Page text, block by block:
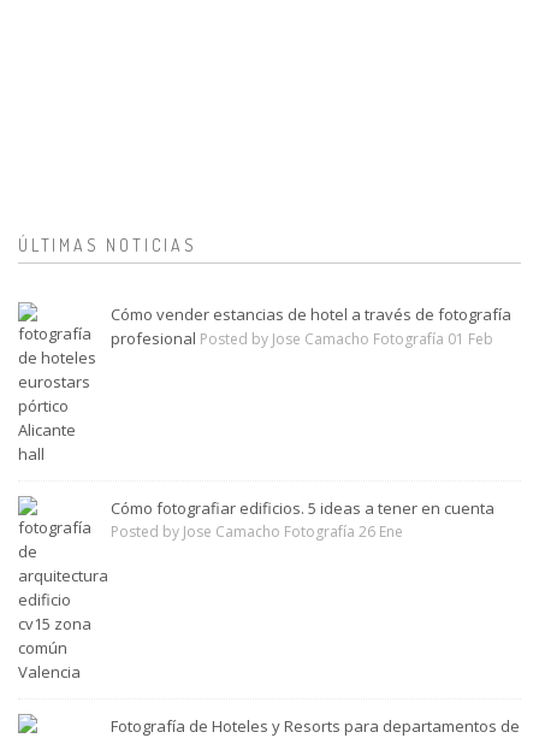
ÚLTIMAS NOTICIAS
Cómo vender estancias de hotel a través de fotografía
profesional Posted by Jose Camacho Fotografía 01 Feb
Cómo fotografiar edificios. 5 ideas a tener en cuenta
Posted by Jose Camacho Fotografía 26 Ene
Fotografía de Hoteles y Resorts para departamentos de